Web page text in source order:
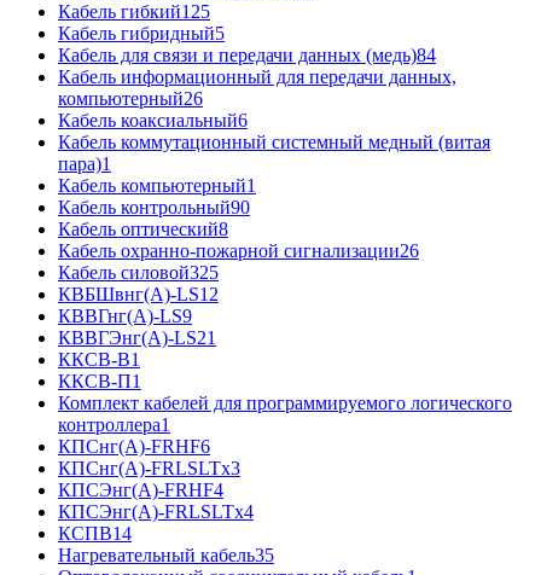
Кабель гибкий125
Кабель гибридный5
Кабель для связи и передачи данных (медь)84
Кабель информационный для передачи данных,
компьютерный26
Кабель коаксиальный6
Кабель коммутационный системный медный (витая
пара)1
Кабель компьютерный1
Кабель контрольный90
Кабель оптический8
Кабель охранно-пожарной сигнализации26
Кабель силовой325
КВБШвнг(А)-LS12
КВВГнг(А)-LS9
КВВГЭнг(А)-LS21
ККСВ-В1
ККСВ-П1
Комплект кабелей для программируемого логического
контроллера1
КПСнг(А)-FRHF6
КПСнг(А)-FRLSLTx3
КПСЭнг(А)-FRHF4
КПСЭнг(А)-FRLSLTx4
КСПВ14
Нагревательный кабель35